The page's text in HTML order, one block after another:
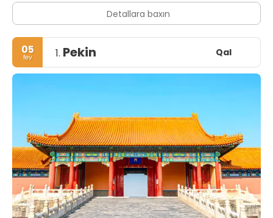
Detallara baxın
05
fev 1. Pekin Qal